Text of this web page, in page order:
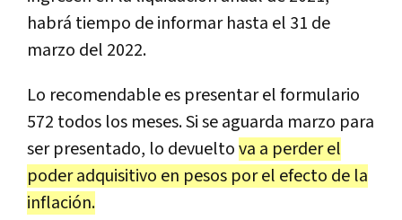
habrá tiempo de informar hasta el 31 de
marzo del 2022.
Lo recomendable es presentar el formulario
572 todos los meses. Si se aguarda marzo para
ser presentado, lo devueltova a perder el
poder adquisitivo en pesos por el efecto de la
inflación.